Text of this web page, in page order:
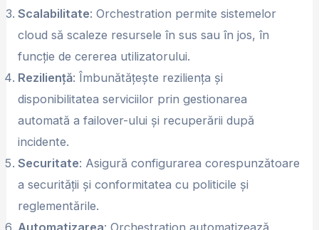
Scalabilitate: Orchestration permite sistemelor
cloud să scaleze resursele în sus sau în jos, în
funcție de cererea utilizatorului.
Reziliență: Îmbunătățește reziliența și
disponibilitatea serviciilor prin gestionarea
automată a failover-ului și recuperării după
incidente.
Securitate: Asigură configurarea corespunzătoare
a securității și conformitatea cu politicile și
reglementările.
Automatizarea: Orchestration automatizează